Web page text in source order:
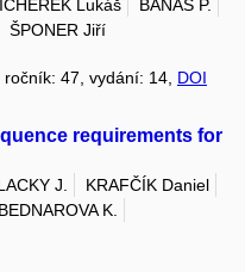
Lukáš
BANAS P.
ŠPONER Jiří
ročník: 47, vydání: 14, DOI
requirements for
J.
KRAFČÍK Daniel
BEDNAROVA K.